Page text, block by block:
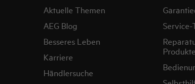
Aktuelle Themen
AEG Blog
Besseres Leben
Karriere
Händlersuche
Produkte